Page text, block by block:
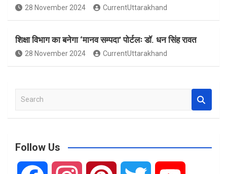
28 November 2024 CurrentUttarakhand
शिक्षा विभाग का बनेगा ‘मानव सम्पदा’ पोर्टलः डॉ. धन सिंह रावत
28 November 2024 CurrentUttarakhand
a
c
Follow Us